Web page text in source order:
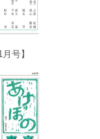
号】